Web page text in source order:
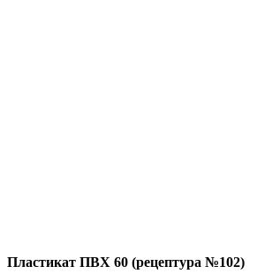
Пластикат ПВХ 60 (рецептура №102)